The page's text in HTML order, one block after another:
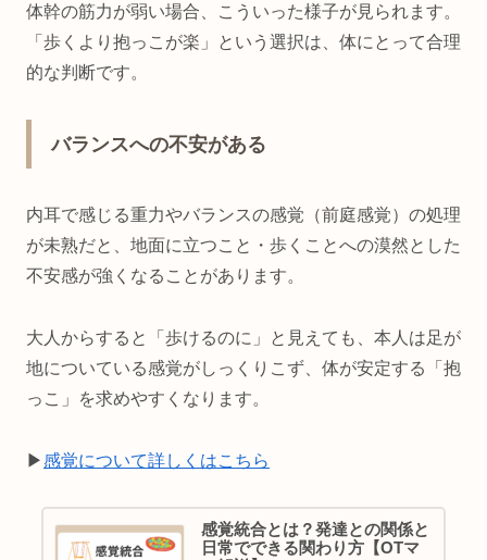
体幹の筋力が弱い場合、こういった様子が見られます。
「歩くより抱っこが楽」という選択は、体にとって合理
的な判断です。
バランスへの不安がある
内耳で感じる重力やバランスの感覚（前庭感覚）の処理
が未熟だと、地面に立つこと・歩くことへの漠然とした
不安感が強くなることがあります。
大人からすると「歩けるのに」と見えても、本人は足が
地についている感覚がしっくりこず、体が安定する「抱
っこ」を求めやすくなります。
▶︎感覚について詳しくはこちら
感覚統合とは？発達との関係と
日常でできる関わり方【OTマ